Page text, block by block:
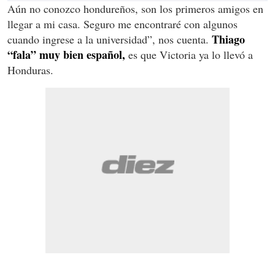
Aún no conozco hondureños, son los primeros amigos en
llegar a mi casa. Seguro me encontraré con algunos
cuando ingrese a la universidad”, nos cuenta. Thiago
“fala” muy bien español, es que Victoria ya lo llevó a
Honduras.